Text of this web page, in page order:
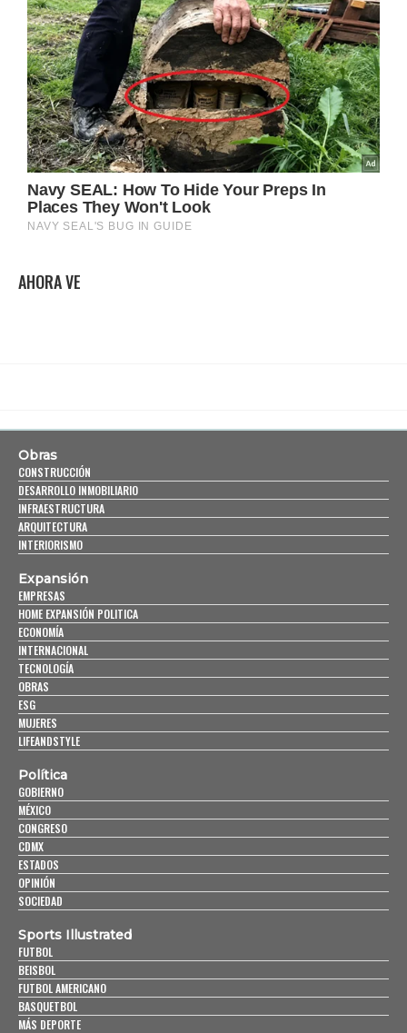
AHORA VE
Obras
CONSTRUCCIÓN
DESARROLLO INMOBILIARIO
INFRAESTRUCTURA
ARQUITECTURA
INTERIORISMO
Expansión
EMPRESAS
HOME EXPANSIÓN POLITICA
ECONOMÍA
INTERNACIONAL
TECNOLOGÍA
OBRAS
ESG
MUJERES
LIFEANDSTYLE
Política
GOBIERNO
MÉXICO
CONGRESO
CDMX
ESTADOS
OPINIÓN
SOCIEDAD
Sports Illustrated
FUTBOL
BEISBOL
FUTBOL AMERICANO
BASQUETBOL
MÁS DEPORTE